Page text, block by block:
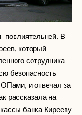
повлиятельней. В
который
сотрудника
безопасность
и отвечал за
рассказала на
банка Кирееву